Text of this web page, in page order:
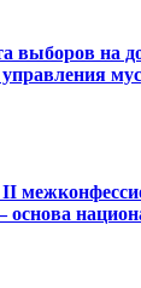
выборов на
II